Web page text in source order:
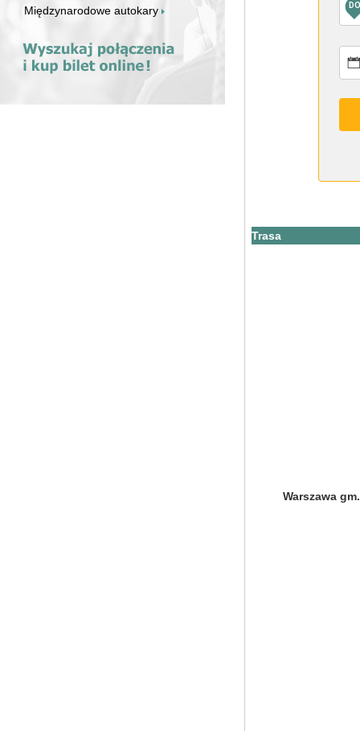
Międzynarodowe autokary DO
Trasa
Warszawa